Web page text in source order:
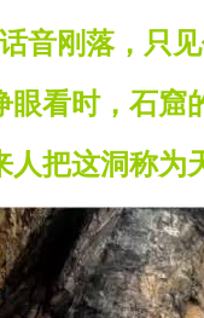
音刚落，只
眼看时，石窟
人把这洞称为